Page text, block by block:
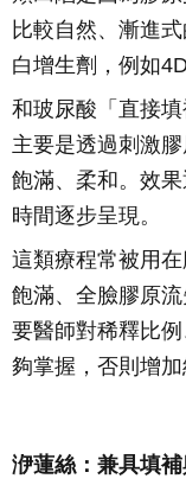
比較自然、漸進
白增生劑，例如
和玻尿酸「直接
主要是透過刺激
飽滿、柔和。效
時間逐步呈現。
這類療程常被用
飽滿、全臉膠原
要醫師對稀釋比
夠掌握，否則增加
洢蓮絲：兼具填